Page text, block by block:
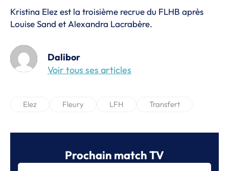
Kristina Elez est la troisième recrue du FLHB après
Louise Sand et Alexandra Lacrabère.
Dalibor
Voir tous ses articles
Elez Fleury LFH Transfert
Prochain match TV